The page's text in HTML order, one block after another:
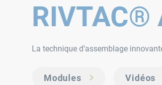
RIVTAC®
La technique d’assemblage
Modules Vidéos